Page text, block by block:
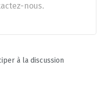
nous.
à la discussion